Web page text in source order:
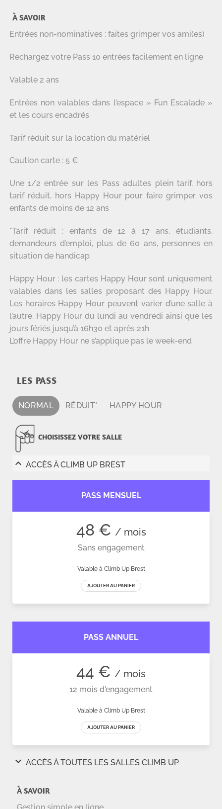
À SAVOIR
Entrées non-nominatives : faites grimper vos ami(es)
Rechargez votre Pass 10 entrées facilement en ligne
Valable 2 ans
Entrées non valables dans l’espace » Fun Escalade »
et les cours encadrés
Tarif réduit sur la location du matériel
Caution carte : 5 €
Une 1/2 entrée sur les Pass adultes plein tarif, hors
tarif réduit, hors Happy Hour pour faire grimper vos
enfants de moins de 12 ans
*Tarif réduit : enfants de 12 à 17 ans, étudiants,
demandeurs d’emploi, plus de 60 ans, personnes en
situation de handicap
Happy Hour : les cartes Happy Hour sont uniquement
valables dans les salles proposant des Happy Hour.
Les horaires Happy Hour peuvent varier d’une salle à
l’autre. Happy Hour du lundi au vendredi ainsi que les
jours fériés jusqu’à 16h30 et après 21h
L’offre Happy Hour ne s’applique pas le week-end
LES PASS
NORMAL RÉDUIT* HAPPY HOUR
CHOISISSEZ VOTRE SALLE
À SAVOIR